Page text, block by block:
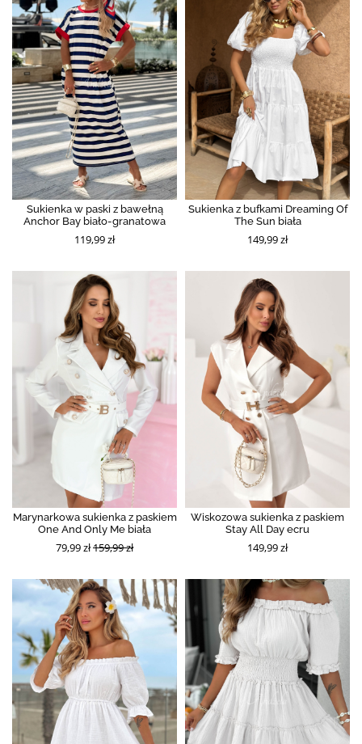
Sukienka w paski z bawełną
Anchor Bay biało-granatowa
119,99 zł
Sukienka z bufkami Dreaming Of
The Sun biała
149,99 zł
Marynarkowa sukienka z paskiem
One And Only Me biała
79,99 zł159,99 zł
Wiskozowa sukienka z paskiem
Stay All Day ecru
149,99 zł